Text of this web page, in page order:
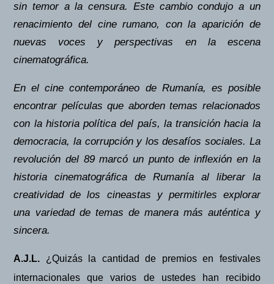
sin temor a la censura. Este cambio condujo a un
renacimiento del cine rumano, con la aparición de
nuevas voces y perspectivas en la escena
cinematográfica.
En el cine contemporáneo de Rumanía, es posible
encontrar películas que aborden temas relacionados
con la historia política del país, la transición hacia la
democracia, la corrupción y los desafíos sociales. La
revolución del 89 marcó un punto de inflexión en la
historia cinematográfica de Rumanía al liberar la
creatividad de los cineastas y permitirles explorar
una variedad de temas de manera más auténtica y
sincera.
A.J.L. ¿Quizás la cantidad de premios en festivales
internacionales que varios de ustedes han recibido